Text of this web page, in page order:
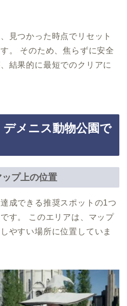
見つかった時点でリセット
。 そのため、焦らずに安全
結果的に最短でのクリアに
メニス動物公園で
プ上の位置
成できる推奨スポットの1つ
す。 このエリアは、マップ
やすい場所に位置していま